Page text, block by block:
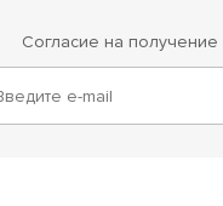
Согласие на получение